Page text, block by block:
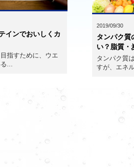
インでおいしくカ
指すために、ウエ
...
2019/09/30
タンパク質
い？脂質・
タンパク質
すが、エネ